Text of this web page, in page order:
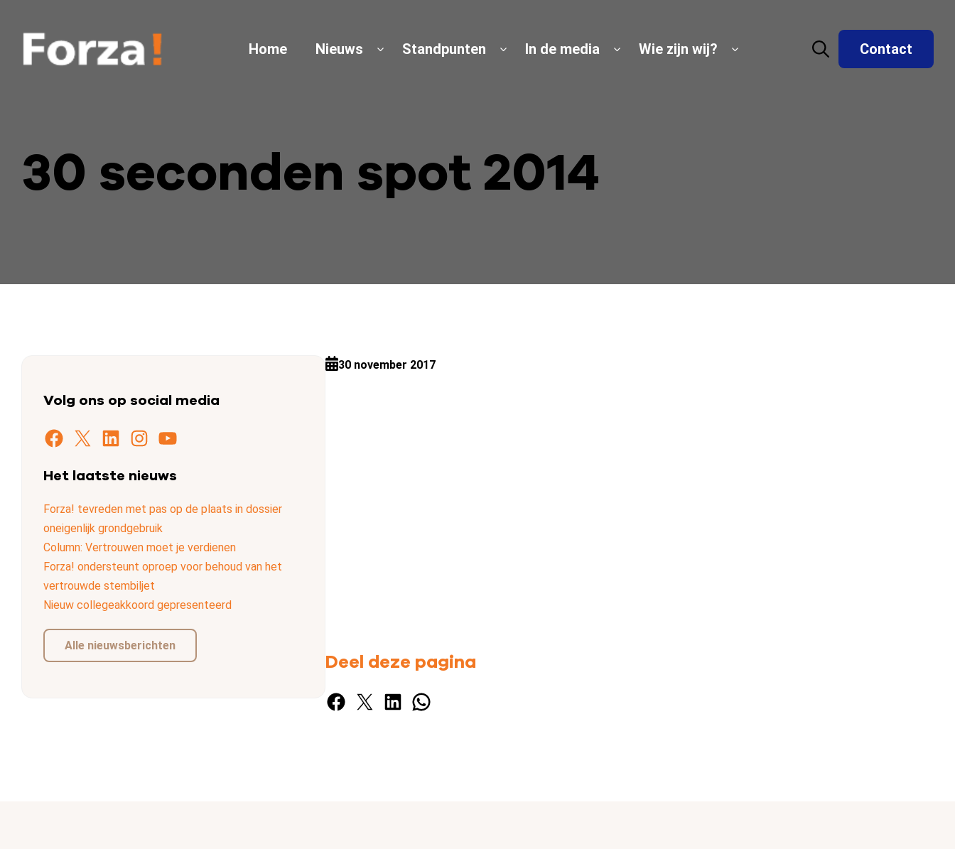
Home Nieuws Standpunten In de media Wie zijn wij? Contact
30 seconden spot 2014
Volg ons op social media
Facebook X LinkedIn Instagram YouTube
Het laatste nieuws
Forza! tevreden met pas op de plaats in dossier
oneigenlijk grondgebruik
Column: Vertrouwen moet je verdienen
Forza! ondersteunt oproep voor behoud van het
vertrouwde stembiljet
Nieuw collegeakkoord gepresenteerd
Alle nieuwsberichten
30 november 2017
Deel deze pagina
Facebook X LinkedIn WhatsApp